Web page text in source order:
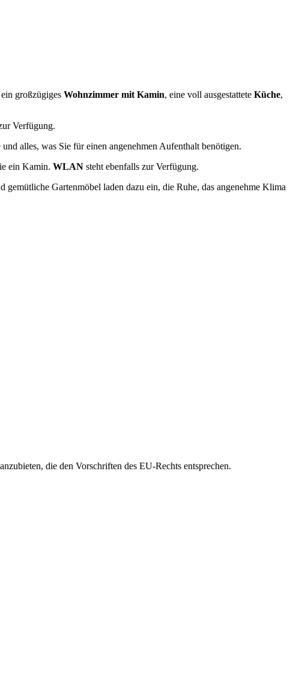
ein großzügiges Wohnzimmer mit Kamin, eine voll ausgestattete Küche,
Verfügung.
alles, was Sie für einen angenehmen Aufenthalt benötigen.
ein Kamin. WLAN steht ebenfalls zur Verfügung.
gemütliche Gartenmöbel laden dazu ein, die Ruhe, das angenehme Klima
die den Vorschriften des EU-Rechts entsprechen.